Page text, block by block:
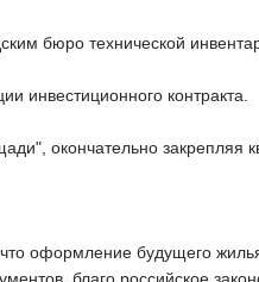
бюро технической
инвестиционного контракта.
окончательно закрепляя
оформление будущего